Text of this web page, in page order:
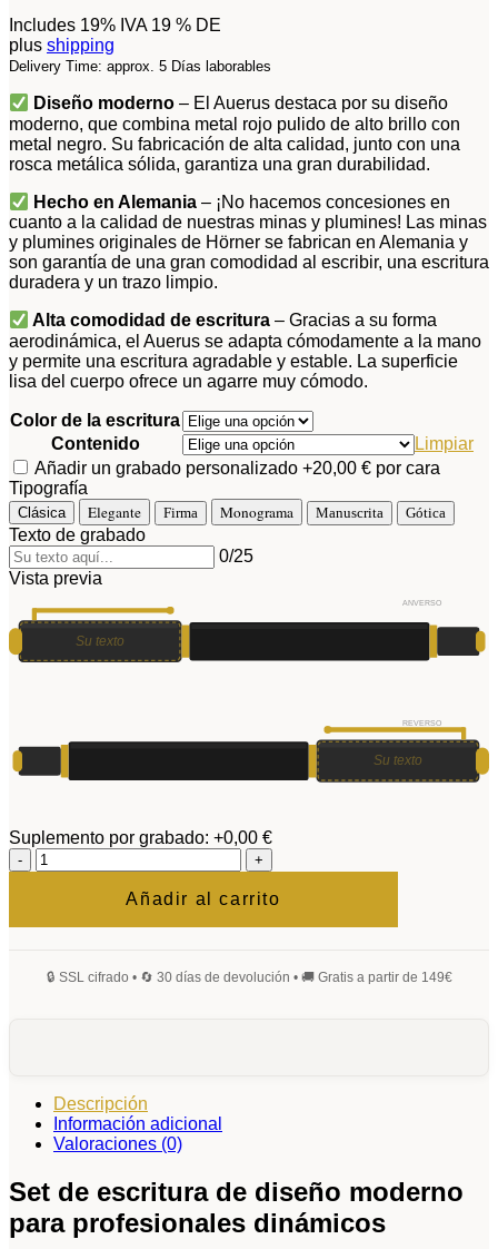
Includes 19% IVA 19 % DE
plus shipping
Delivery Time: approx. 5 Días laborables
Diseño moderno – El Auerus destaca por su diseño
moderno, que combina metal rojo pulido de alto brillo con
metal negro. Su fabricación de alta calidad, junto con una
rosca metálica sólida, garantiza una gran durabilidad.
Hecho en Alemania – ¡No hacemos concesiones en
cuanto a la calidad de nuestras minas y plumines! Las minas
y plumines originales de Hörner se fabrican en Alemania y
son garantía de una gran comodidad al escribir, una escritura
duradera y un trazo limpio.
Alta comodidad de escritura – Gracias a su forma
aerodinámica, el Auerus se adapta cómodamente a la mano
y permite una escritura agradable y estable. La superficie
lisa del cuerpo ofrece un agarre muy cómodo.
Color de la escritura
Contenido
Limpiar
Añadir un grabado personalizado +20,00 € por cara
Tipografía
Clásica Elegante Firma Monograma Manuscrita Gótica
Texto de grabado
0/25
Vista previa
Su texto
ANVERSO
Su texto
REVERSO
Suplemento por grabado: +0,00 €
Auerus
Conjuntos
Añadir al carrito
Descripción
Información adicional
Valoraciones (0)
Set de escritura de diseño moderno
para profesionales dinámicos